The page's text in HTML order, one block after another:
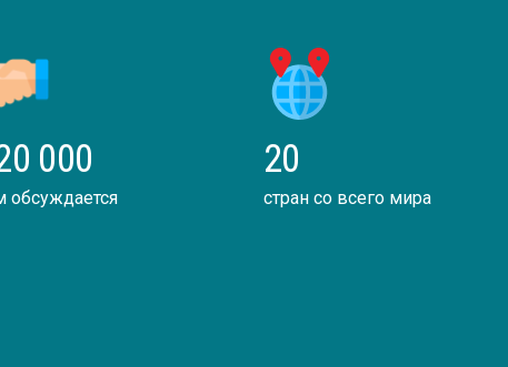
000
обсуждается
20
стран со всего мира